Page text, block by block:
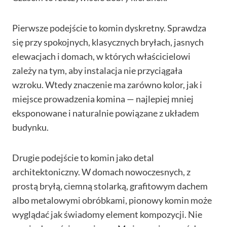
Pierwsze podejście to komin dyskretny. Sprawdza
się przy spokojnych, klasycznych bryłach, jasnych
elewacjach i domach, w których właścicielowi
zależy na tym, aby instalacja nie przyciągała
wzroku. Wtedy znaczenie ma zarówno kolor, jak i
miejsce prowadzenia komina — najlepiej mniej
eksponowane i naturalnie powiązane z układem
budynku.
Drugie podejście to komin jako detal
architektoniczny. W domach nowoczesnych, z
prostą bryłą, ciemną stolarką, grafitowym dachem
albo metalowymi obróbkami, pionowy komin może
wyglądać jak świadomy element kompozycji. Nie